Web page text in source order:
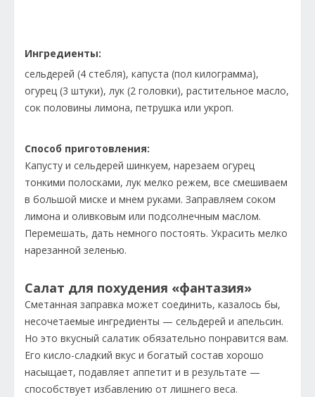
Ингредиенты:
сельдерей (4 стебля), капуста (пол килограмма),
огурец (3 штуки), лук (2 головки), растительное масло,
сок половины лимона, петрушка или укроп.
Способ приготовления:
Капусту и сельдерей шинкуем, нарезаем огурец
тонкими полосками, лук мелко режем, все смешиваем
в большой миске и мнем руками. Заправляем соком
лимона и оливковым или подсолнечным маслом.
Перемешать, дать немного постоять. Украсить мелко
нарезанной зеленью.
Салат для похудения «фантазия»
Сметанная заправка может соединить, казалось бы,
несочетаемые ингредиенты — сельдерей и апельсин.
Но это вкусный салатик обязательно понравится вам.
Его кисло-сладкий вкус и богатый состав хорошо
насыщает, подавляет аппетит и в результате —
способствует избавлению от лишнего веса.